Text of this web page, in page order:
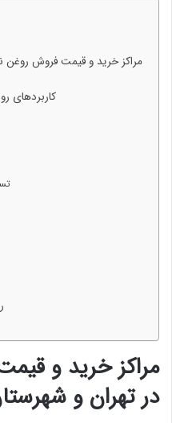
مراکز خرید و قیمت فروش روغن
کاربردهای
مراکز خرید و
در تهران و